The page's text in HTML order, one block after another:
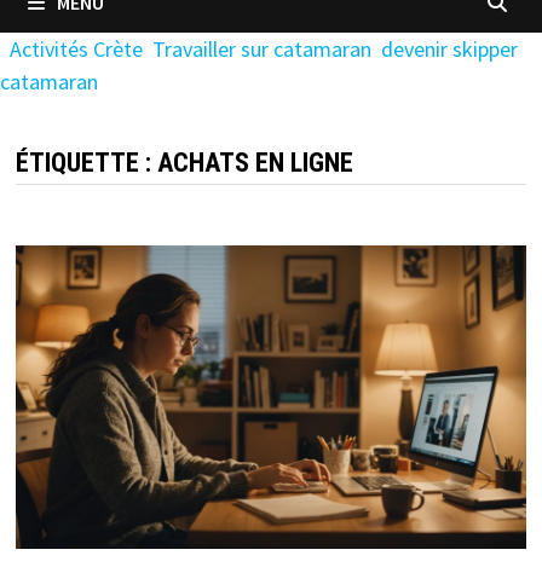
Activités Crète Travailler sur catamaran devenir skipper
catamaran
ÉTIQUETTE : ACHATS EN LIGNE